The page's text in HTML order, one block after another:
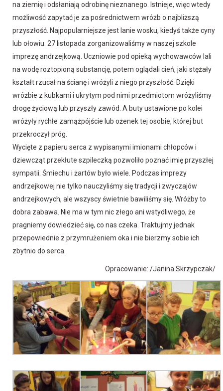
na ziemię i odsłaniają odrobinę nieznanego. Istnieje, więc wtedy
możliwość zapytać je za pośrednictwem wróżb o najbliższą
przyszłość. Najpopularniejsze jest lanie wosku, kiedyś także cyny
lub ołowiu. 27 listopada zorganizowaliśmy w naszej szkole
imprezę andrzejkową. Uczniowie pod opieką wychowawców lali
na wodę roztopioną substancję, potem oglądali cień, jaki stężały
kształt rzucał na ścianę i wróżyli z niego przyszłość. Dzięki
wróżbie z kubkami i ukrytym pod nimi przedmiotom wróżyliśmy
drogę życiową lub przyszły zawód. A buty ustawione po kolei
wróżyły rychłe zamążpójście lub ożenek tej osobie, której but
przekroczył próg.
Wycięte z papieru serca z wypisanymi imionami chłopców i
dziewcząt przekłute szpileczką pozwoliło poznać imię przyszłej
sympatii. Śmiechu i żartów było wiele. Podczas imprezy
andrzejkowej nie tylko nauczyliśmy się tradycji i zwyczajów
andrzejkowych, ale wszyscy świetnie bawiliśmy się. Wróżby to
dobra zabawa. Nie ma w tym nic złego ani wstydliwego, że
pragniemy dowiedzieć się, co nas czeka. Traktujmy jednak
przepowiednie z przymrużeniem oka i nie bierzmy sobie ich
zbytnio do serca.
Opracowanie: /Janina Skrzypczak/